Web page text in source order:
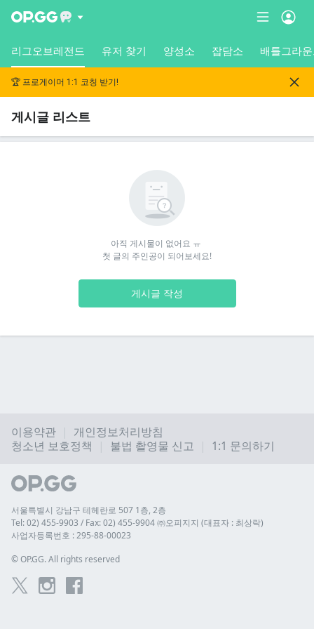
리그오브레전드 유저 찾기 양성소 잡담소 배틀그라
🏆 프로게이머 1:1 코칭 받기!
게시글 리스트
아직 게시물이 없어요 ㅠ
첫 글의 주인공이 되어보세요!
게시글 작성
이용약관
개인정보처리방침
청소년 보호정책
불법 촬영물 신고 1:1 문의하기
서울특별시 강남구 테헤란로 507 1층, 2층
Tel: 02) 455-9903 / Fax: 02) 455-9904 ㈜오피지지 (대표자 : 최상락)
사업자등록번호 : 295-88-00023
© OP.GG. All rights reserved